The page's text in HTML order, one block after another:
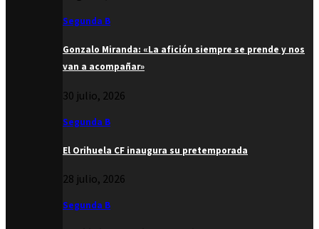
Segunda B
Gonzalo Miranda: «La afición siempre se prende y nos
van a acompañar»
30 julio, 2026
Segunda B
El Orihuela CF inaugura su pretemporada
28 julio, 2026
Segunda B